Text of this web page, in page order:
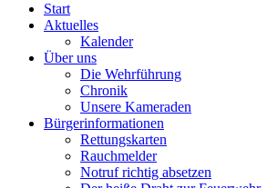
Start
Aktuelles
Kalender
Über uns
Die Wehrführung
Chronik
Unsere Kameraden
Bürgerinformationen
Rettungskarten
Rauchmelder
Notruf richtig absetzen